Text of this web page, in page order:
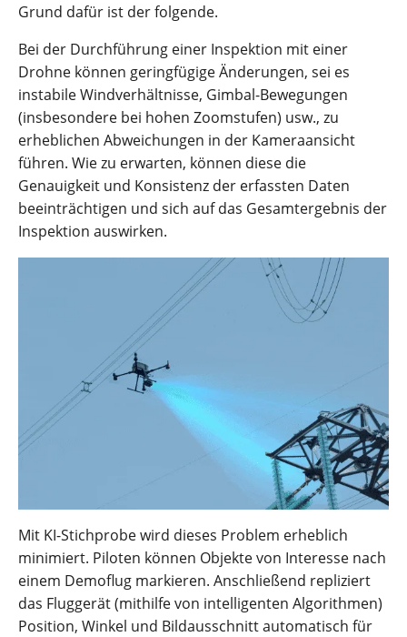
Grund dafür ist der folgende.
Bei der Durchführung einer Inspektion mit einer
Drohne können geringfügige Änderungen, sei es
instabile Windverhältnisse, Gimbal-Bewegungen
(insbesondere bei hohen Zoomstufen) usw., zu
erheblichen Abweichungen in der Kameraansicht
führen. Wie zu erwarten, können diese die
Genauigkeit und Konsistenz der erfassten Daten
beeinträchtigen und sich auf das Gesamtergebnis der
Inspektion auswirken.
Mit KI-Stichprobe wird dieses Problem erheblich
minimiert. Piloten können Objekte von Interesse nach
einem Demoflug markieren. Anschließend repliziert
das Fluggerät (mithilfe von intelligenten Algorithmen)
Position, Winkel und Bildausschnitt automatisch für